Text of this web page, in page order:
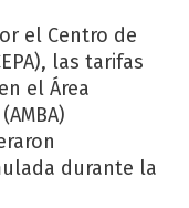
el Centro de
las tarifas
el Área
durante la